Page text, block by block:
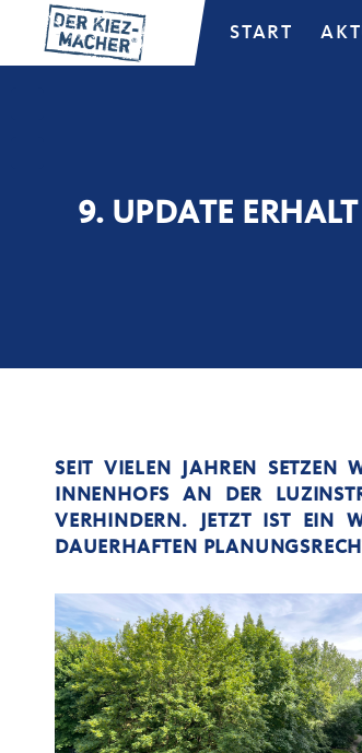
START
9. UPDATE
SEIT VIELEN JAHREN SETZEN
INNENHOFS AN DER
ERHINDERN. JETZT IST EIN
AUERHAFTEN